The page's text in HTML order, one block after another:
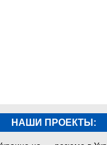
НАШИ ПРОЕКТЫ: